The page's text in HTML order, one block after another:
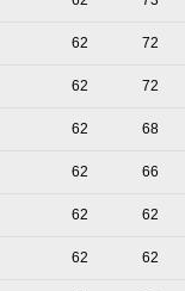
62 72
62 72
62 68
62 66
62 62
62 62